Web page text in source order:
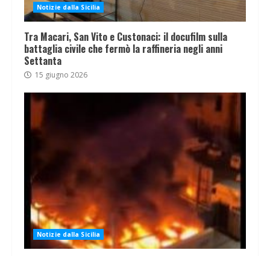
Notizie dalla Sicilia
Tra Macari, San Vito e Custonaci: il docufilm sulla
battaglia civile che fermò la raffineria negli anni
Settanta
15 giugno 2026
Notizie dalla Sicilia